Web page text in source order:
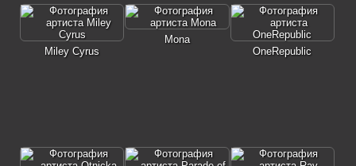
Miley Cyrus
Mona
OneRepublic